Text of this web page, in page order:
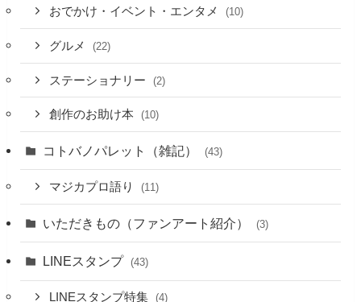
おでかけ・イベント・エンタメ (10)
グルメ (22)
ステーショナリー (2)
創作のお助け本 (10)
コトバノパレット（雑記） (43)
マジカプロ語り (11)
いただきもの（ファンアート紹介） (3)
LINEスタンプ (43)
LINEスタンプ特集 (4)